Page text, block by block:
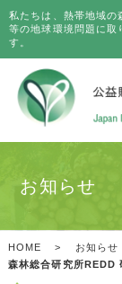
私たちは、熱帯地域の
等の地球環境問題に取
す。
お知らせ
HOME > お知らせ
森林総合研究所REDD